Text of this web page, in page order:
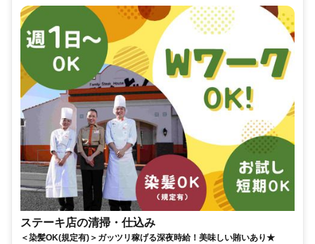
ステーキ店の清掃・仕込み
＜染髪OK(規定有)＞ガッツリ稼げる深夜時給！美味しい賄いあり★